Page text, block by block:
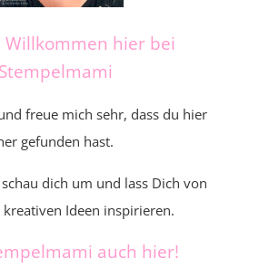
Willkommen hier bei
Stempelmami
freue mich sehr, dass du hier
gefunden hast.
dich um und lass Dich von
kreativen Ideen inspirieren.
auch hier!